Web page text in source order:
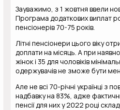
Зауважимо, з 1 жовтня ввели
Програма додаткових виплат
пенсіонерів 70-75 років.
Літні пенсіонери цього віку
доплати на місяць. А при
жінок і 35 для чоловіків
одержувачів не зможе бути
Але не всі 70-річні українці з
надбавку на 83%, адже
пенсії для них у 2022 році